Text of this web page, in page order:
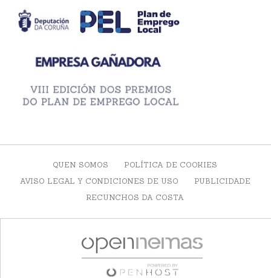
QUEN SOMOS
POLÍTICA DE COOKIES
AVISO LEGAL Y CONDICIONES DE USO
PUBLICIDADE
RECUNCHOS DA COSTA